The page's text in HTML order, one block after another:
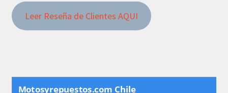
Leer Reseña de Clientes AQUI
Motosyrepuestos.com Chile